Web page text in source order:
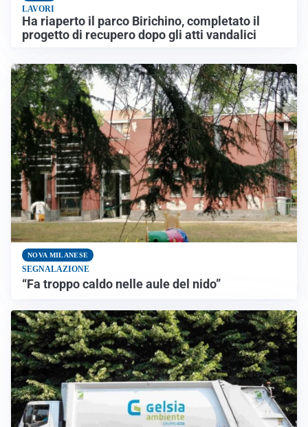
LAVORI
Ha riaperto il parco Birichino, completato il
progetto di recupero dopo gli atti vandalici
NOVA MILANESE
SEGNALAZIONE
“Fa troppo caldo nelle aule del nido”